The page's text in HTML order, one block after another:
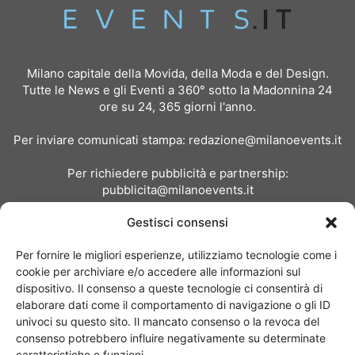
Gestisci consensi
Per fornire le migliori esperienze, utilizziamo tecnologie come i
cookie per archiviare e/o accedere alle informazioni sul
dispositivo. Il consenso a queste tecnologie ci consentirà di
elaborare dati come il comportamento di navigazione o gli ID
univoci su questo sito. Il mancato consenso o la revoca del
consenso potrebbero influire negativamente su determinate
Milano capitale della Movida, della Moda e del Design.
Tutte le News e gli Eventi a 360° sotto la Madonnina 24
ore su 24, 365 giorni l'anno.
Per inviare comunicati stampa: redazione@milanoevents.it
Per richiedere pubblicità e partnership:
pubblicita@milanoevents.it